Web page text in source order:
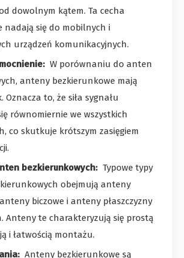
dowolnym kątem. Ta cecha
​​nadają się do mobilnych i
urządzeń komunikacyjnych.
W porównaniu do anten
anteny bezkierunkowe mają
Oznacza to, że siła sygnału
równomiernie we wszystkich
co skutkuje krótszym zasięgiem
bezkierunkowych: Typowe typy
obejmują anteny
biczowe i anteny płaszczyzny
Anteny te charakteryzują się prostą
i łatwością montażu.
Anteny bezkierunkowe są